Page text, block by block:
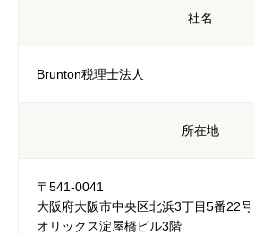
社名
Brunton税理士法人
所在地
〒541-0041
大阪府大阪市中央区北浜3丁目5番22号
オリックス淀屋橋ビル3階